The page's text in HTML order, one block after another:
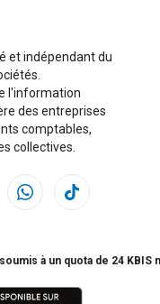
et indépendant du
l'information
des entreprises
comptables,
collectives.
à un quota de 24